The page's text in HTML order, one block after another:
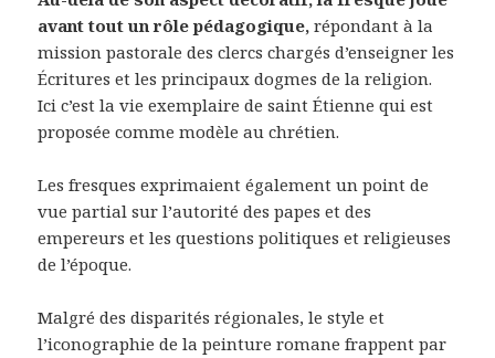
avant tout un rôle pédagogique, répondant à la
mission pastorale des clercs chargés d’enseigner les
Écritures et les principaux dogmes de la religion.
Ici c’est la vie exemplaire de saint Étienne qui est
proposée comme modèle au chrétien.
Les fresques exprimaient également un point de
vue partial sur l’autorité des papes et des
empereurs et les questions politiques et religieuses
de l’époque.
Malgré des disparités régionales, le style et
l’iconographie de la peinture romane frappent par